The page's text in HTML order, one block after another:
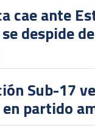
cae ante
despide
Sub-17
partido